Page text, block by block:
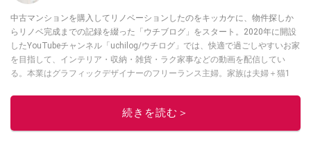
中古マンションを購入してリノベーションしたのをキッカケに、物件探しか
らリノベ完成までの記録を綴った「ウチブログ」をスタート。2020年に開設
したYouTubeチャンネル「uchilog/ウチログ」では、快適で過ごしやすいお家
を目指して、インテリア・収納・雑貨・ラク家事などの動画を配信してい
る。本業はグラフィックデザイナーのフリーランス主婦。家族は夫婦＋猫1
ノベ人気事例1位
続きを読む＞